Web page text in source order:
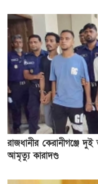
রাজধানীর কেরানীগঞ্জে
আমৃত্যু কারাদণ্ড